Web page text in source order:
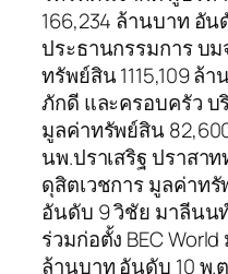
166,234 ล้านบาท อั
ประธานกรรมการ บ
ทรัพย์สิน 1115,109 ล้
ภักดี และครอบครัว บ
มูลค่าทรัพย์สิน
นพ.ปราเสริฐ ปราสา
ดุสิตเวชการ มูลค่าท
อันดับ 9 วิชัย มาลีนน
ร่วมก่อตั้ง BEC
ล้านบาท อันดับ 10 พ